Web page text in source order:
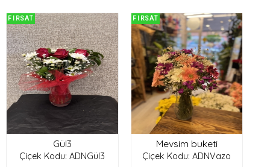
FIRSAT
Gül3
Çiçek Kodu: ADNGül3
FIRSAT
Mevsim buketi
Çiçek Kodu: ADNVazo